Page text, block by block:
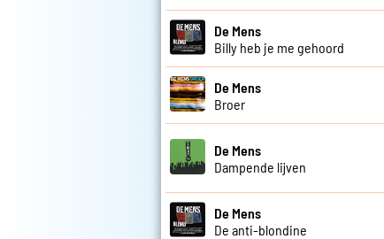
De Mens
Billy heb je me gehoord
De Mens
Broer
De Mens
Dampende lijven
De Mens
De anti-blondine